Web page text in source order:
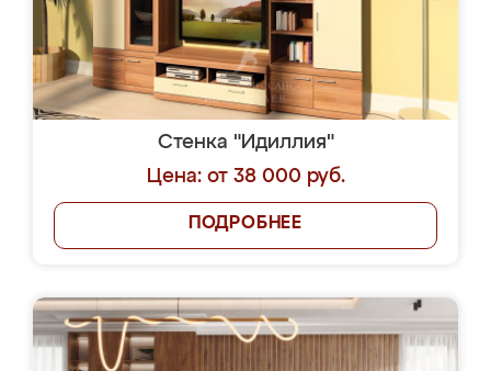
Стенка "Идиллия"
Цена: от 38 000 руб.
ПОДРОБНЕЕ